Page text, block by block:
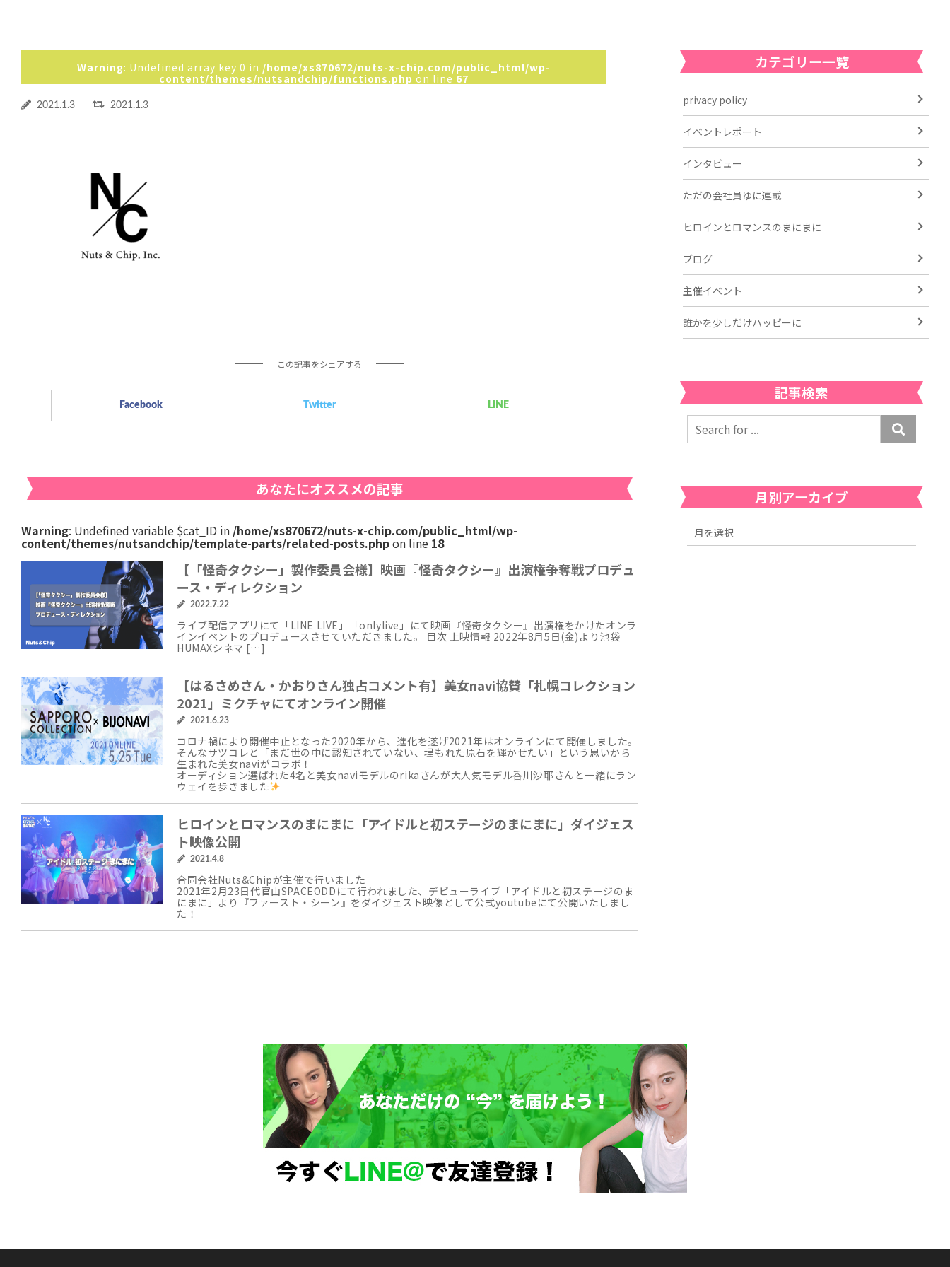
Warning: Undefined array key 0 in /home/xs870672/nuts-x-chip.com/public_html/wp-
content/themes/nutsandchip/functions.php on line 67
2021.1.3 2021.1.3
この記事をシェアする
Facebook Twitter LINE
あなたにオススメの記事
Warning: Undefined variable $cat_ID in /home/xs870672/nuts-x-chip.com/public_html/wp-
content/themes/nutsandchip/template-parts/related-posts.phpon line 18
【「怪奇タクシー」製作委員会様】映画『怪奇タクシー』出演権争奪戦プロデュ
ース・ディレクション
2022.7.22
ライブ配信アプリにて「LINE LIVE」「onlylive」にて映画『怪奇タクシー』出演権をかけたオンラ
インイベントのプロデュースさせていただきました。 目次 上映情報 2022年8月5日(金)より池袋
HUMAXシネマ […]
【はるさめさん・かおりさん独占コメント有】美女navi協賛「札幌コレクション
2021」ミクチャにてオンライン開催
2021.6.23
コロナ禍により開催中止となった2020年から、進化を遂げ2021年はオンラインにて開催しました。
そんなサツコレと「まだ世の中に認知されていない、埋もれた原石を輝かせたい」という思いから
生まれた美女naviがコラボ！
オーディション選ばれた4名と美女naviモデルのrikaさんが大人気モデル香川沙耶さんと一緒にラン
ウェイを歩きました
ヒロインとロマンスのまにまに「アイドルと初ステージのまにまに」ダイジェス
ト映像公開
2021.4.8
合同会社Nuts&Chipが主催で行いました
2021年2月23日代官山SPACEODDにて行われました、デビューライブ「アイドルと初ステージのま
にまに」より『ファースト・シーン』をダイジェスト映像として公式youtubeにて公開いたしまし
た！
カテゴリー一覧
privacy policy
イベントレポート
インタビュー
ただの会社員ゆに連載
ヒロインとロマンスのまにまに
ブログ
主催イベント
誰かを少しだけハッピーに
記事検索
月別アーカイブ